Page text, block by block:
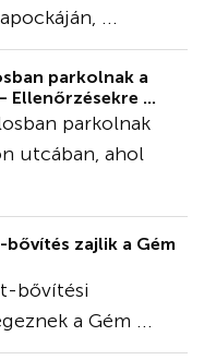
...
parkolnak a
Ellenőrzésekre ...
parkolnak
utcában, ahol
zajlik a Gém
bővítési
a Gém ...